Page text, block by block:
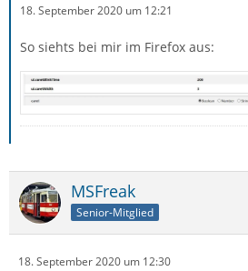
18. September 2020 um 12:21
So siehts bei mir im Firefox aus:
MSFreak
Senior-Mitglied
18. September 2020 um 12:30